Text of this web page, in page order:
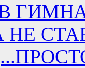
НЕ